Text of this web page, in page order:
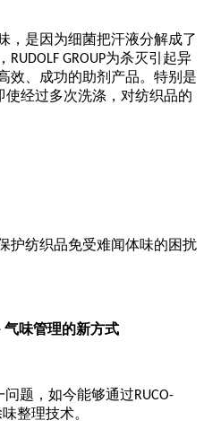
，是因为细菌把汗液分解成了
RUDOLF GROUP为杀灭引起异
效、成功的助剂产品。特别是
使经过多次洗涤，对纺织品的
护纺织品免受难闻体味的困扰
气味管理的新方式
问题，如今能够通过RUCO-
整理技术。